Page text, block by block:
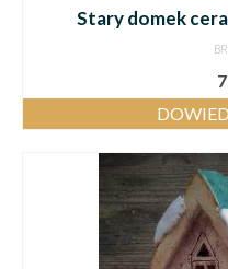
Stary domek